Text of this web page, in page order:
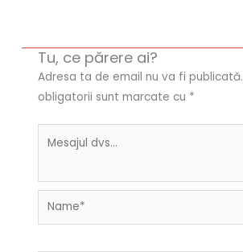
Tu, ce părere ai?
Adresa ta de email nu va fi publicată.
obligatorii sunt marcate cu *
Name*